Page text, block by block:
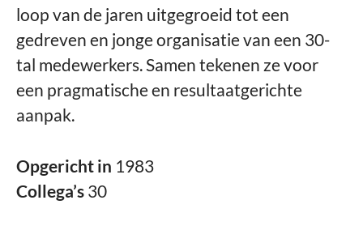
loop van de jaren uitgegroeid tot een
gedreven en jonge organisatie van een 30-
tal medewerkers. Samen tekenen ze voor
een pragmatische en resultaatgerichte
aanpak.
Opgericht in 1983
Collega’s 30